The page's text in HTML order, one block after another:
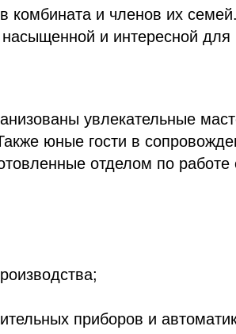
комбината и членов их
и интересной для
увлекательные
юные гости в
отделом по
приборов и